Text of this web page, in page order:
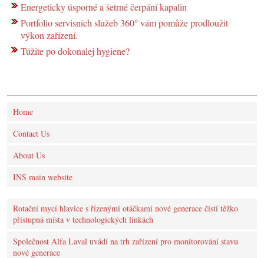
Energeticky úsporné a šetrné čerpání kapalin
Portfolio servisních služeb 360° vám pomůže prodloužit
výkon zařízení.
Túžite po dokonalej hygiene?
Home
Contact Us
About Us
INS main website
Rotační mycí hlavice s řízenými otáčkami nové generace čistí těžko
přístupná místa v technologických linkách
Společnost Alfa Laval uvádí na trh zařízení pro monitorování stavu
nové generace